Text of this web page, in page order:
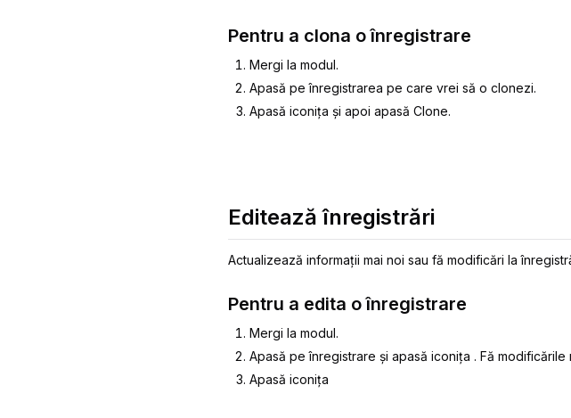
Pentru a clona o înregistrare
Mergi la modul.
Apasă pe înregistrarea pe care vrei să o clonezi.
Apasă iconița și apoi apasă Clone.
Editează înregistrări
Actualizează informații mai noi sau fă modificări la
Pentru a edita o înregistrare
Mergi la modul.
Apasă pe înregistrare și apasă iconița . Fă modificările
Apasă iconița